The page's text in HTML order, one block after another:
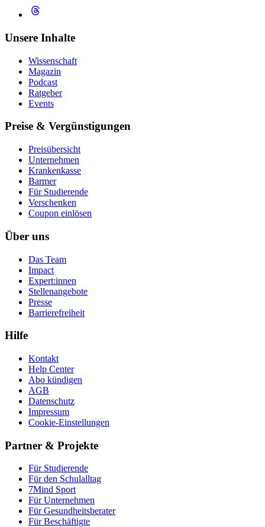
Unsere Inhalte
Wissenschaft
Magazin
Podcast
Ratgeber
Events
Preise & Vergünstigungen
Preisübersicht
Unternehmen
Krankenkasse
Barmer
Für Studierende
Ver­schen­ken
Coupon einlösen
Über uns
Das Team
Impact
Expert:innen
Stellenangebote
Presse
Barrierefreiheit
Hilfe
Kontakt
Help Center
Abo kündigen
AGB
Datenschutz
Impressum
Cookie-Einstellungen
Partner & Projekte
Für Stu­die­rende
Für den Schulalltag
7Mind Sport
Für Unter­neh­men
Für Gesund­heits­be­ra­ter
Für Beschäftigte